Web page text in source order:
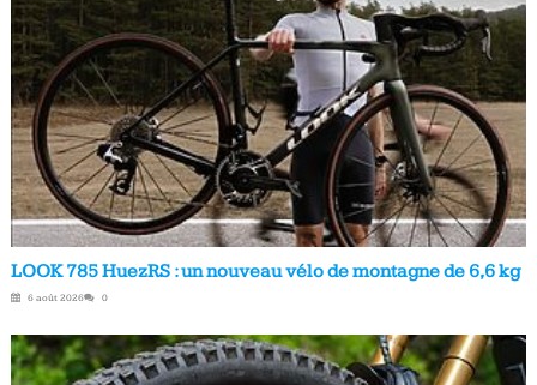
LOOK 785 HuezRS : un nouveau vélo de montagne de 6,6 kg
6 août 2026 0